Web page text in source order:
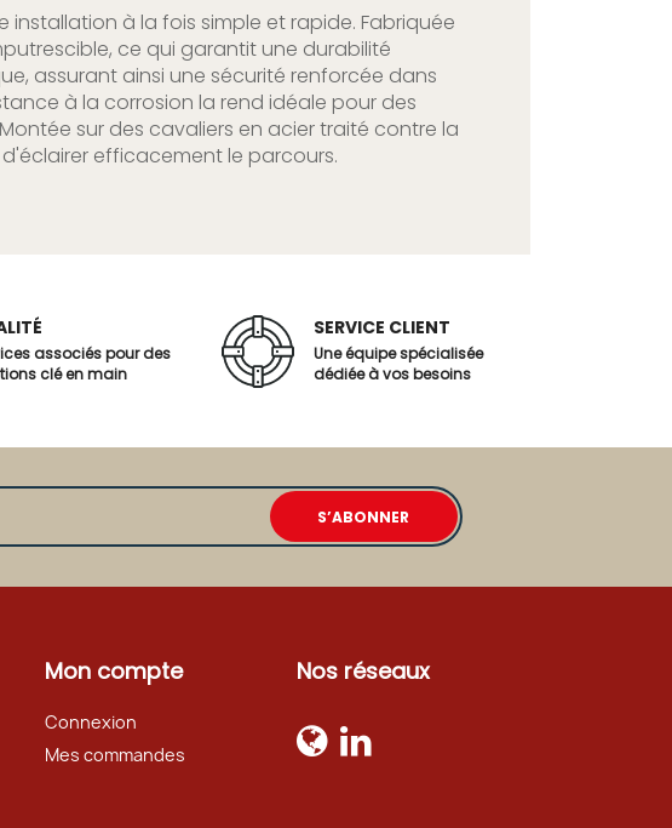
à la fois simple et rapide. Fabriquée
ce qui garantit une durabilité
assurant ainsi une sécurité renforcée dans
à la corrosion la rend idéale pour des
sur des cavaliers en acier traité contre la
efficacement le parcours.
associés pour des
clé en main
SERVICE CLIENT
Une équipe spécialisée
dédiée à vos besoins
Mon compte
Connexion
Mes commandes
Nos réseaux